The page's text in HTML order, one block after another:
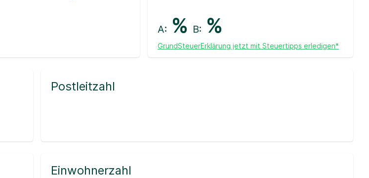
A: % B: %
GrundSteuerErklärung jetzt mit Steuertipps erledigen*
Postleitzahl
Einwohnerzahl